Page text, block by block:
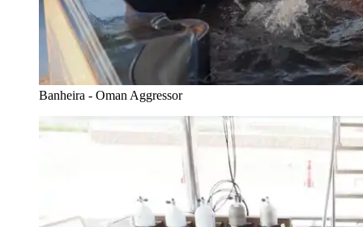
Banheira - Oman Aggressor